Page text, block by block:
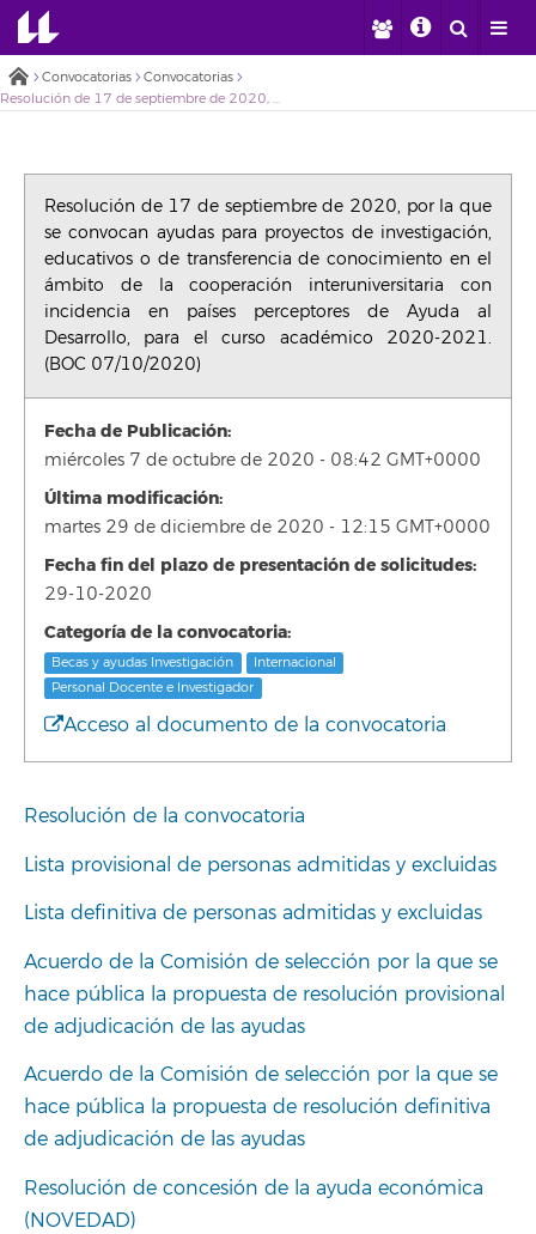
Convocatorias
Convocatorias
Resolución de 17 de septiembre de 2020, por la que se convocan ayudas para proyectos de investigación, educativos o de transferencia de conocimiento en el ámbito de la cooperación interuniversitaria con incidencia en países perceptores de Ayuda al Desarrollo, para el curso académico 2020-2021. (BOC 07/10/2020)
Resolución de 17 de septiembre de 2020, por la que
se convocan ayudas para proyectos de investigación,
educativos o de transferencia de conocimiento en el
ámbito de la cooperación interuniversitaria con
incidencia en países perceptores de Ayuda al
Desarrollo, para el curso académico 2020-2021.
(BOC 07/10/2020)
Fecha de Publicación:
miércoles 7 de octubre de 2020 - 08:42 GMT+0000
Última modificación:
martes 29 de diciembre de 2020 - 12:15 GMT+0000
Fecha fin del plazo de presentación de solicitudes:
29-10-2020
Categoría de la convocatoria:
Becas y ayudas Investigación
Internacional
Personal Docente e Investigador
Acceso al documento de la convocatoria
Resolución de la convocatoria
Lista provisional de personas admitidas y excluidas
Lista definitiva de personas admitidas y excluidas
Acuerdo de la Comisión de selección por la que se
hace pública la propuesta de resolución provisional
de adjudicación de las ayudas
Acuerdo de la Comisión de selección por la que se
hace pública la propuesta de resolución definitiva
de adjudicación de las ayudas
Resolución de concesión de la ayuda económica
(NOVEDAD)